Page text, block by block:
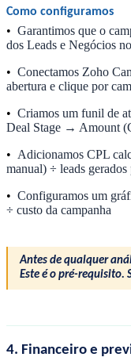
Como configuramos
• Garantimos que o
dos Leads e Negócios
• Conectamos Zoho
abertura e clique por
• Criamos um funil de
Deal Stage → Amount
• Adicionamos CPL
manual) ÷ leads gerados
• Configuramos um
÷ custo da campanha
Antes de qualquer
Este é o pré-requisito.
4. Financeiro e